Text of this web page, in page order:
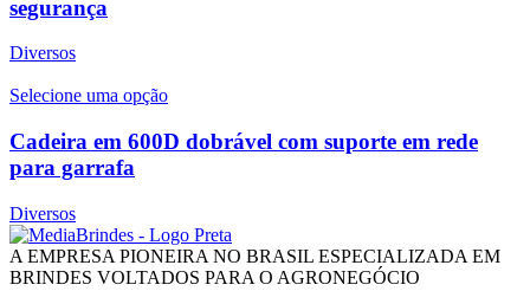
segurança
Diversos
Selecione uma opção
Cadeira em 600D dobrável com suporte em rede
para garrafa
Diversos
A EMPRESA PIONEIRA NO BRASIL ESPECIALIZADA EM
BRINDES VOLTADOS PARA O AGRONEGÓCIO